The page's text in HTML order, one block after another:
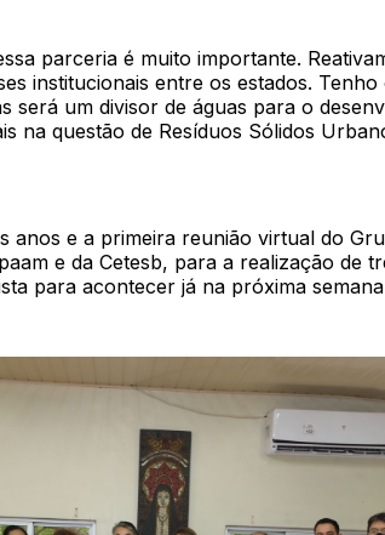
parceria é muito importante.
institucionais entre os estados.
será um divisor de águas para o
na questão de Resíduos Sólidos
anos e a primeira reunião virtual do
e da Cetesb, para a realização de
para acontecer já na próxima